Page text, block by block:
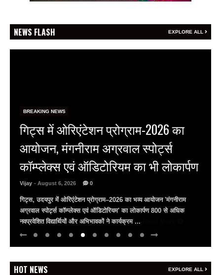
NEWS FLASH EXPLORE ALL
BREAKING NEWS
गिट्स में ओरिएंटेशन प्रोग्राम-2026 का
आयोजन, मंगनीराम अग्रवाल स्पोर्ट्स
कॉम्प्लेक्स एवं ऑडिटोरियम का भी लोकार्पण
Vijay - August 6, 2026 0
गिट्स, उदयपुर में ओरिएंटेशन प्रोग्राम–2026 का भव्य आयोजन 'मंगनीराम
अग्रवाल स्पोर्ट्स कॉम्प्लेक्स एवं ऑडिटोरियम' का लोकार्पण 800 से अधिक
नवप्रवेशित विद्यार्थियों और अभिभावकों ने कार्यक्रम ...
HOT NEWS EXPLORE ALL
BREAKING NEWS
जयपुर से दुनिया को भारत
का संदेश: ब्रिक्स सम्मेलन में
छोटे उद्योगों, स्टार्टअप और
रोजगार बढ़ाने पर सहमति
<section class="text-token-